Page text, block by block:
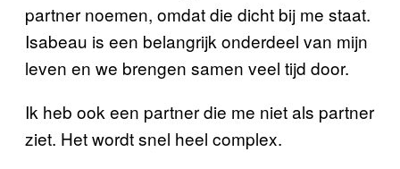
partner noemen, omdat die dicht bij me staat.
Isabeau is een belangrijk onderdeel van mijn
leven en we brengen samen veel tijd door.
Ik heb ook een partner die me niet als partner
ziet. Het wordt snel heel complex.